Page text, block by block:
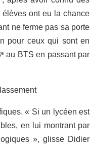
ont eu la chance
ne ferme pas sa porte
pour ceux qui sont en
e au BTS en passant par
« Si un lycéen est
en lui montrant par
», glisse Didier